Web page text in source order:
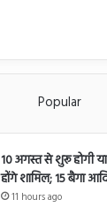
Popular
10 अगस्त से शुरू होगी
होंगे शामिल; 15 बैगा
11 hours ago